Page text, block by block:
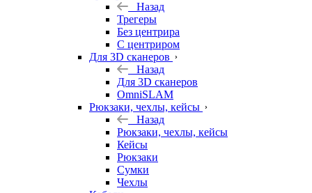
Назад
Трегеры
Без центрира
С центриром
Для 3D сканеров
Назад
Для 3D сканеров
OmniSLAM
Рюкзаки, чехлы, кейсы
Назад
Рюкзаки, чехлы, кейсы
Кейсы
Рюкзаки
Сумки
Чехлы